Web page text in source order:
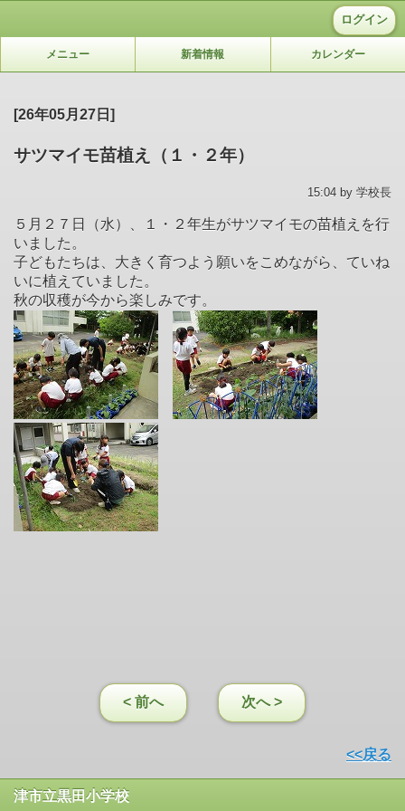
ログイン
メニュー 新着情報 カレンダー
[26年05月27日]
サツマイモ苗植え（１・２年）
15:04 by 学校長
５月２７日（水）、１・２年生がサツマイモの苗植えを行
いました。
子どもたちは、大きく育つよう願いをこめながら、ていね
いに植えていました。
秋の収穫が今から楽しみです。
< 前へ 次へ >
<<戻る
津市立黒田小学校